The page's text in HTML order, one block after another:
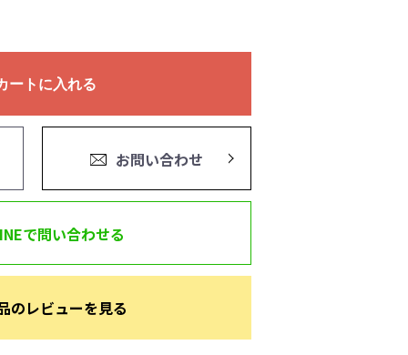
ートに入れる
お問い合わせ
で問い合わせる
のレビューを見る